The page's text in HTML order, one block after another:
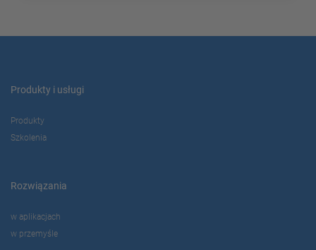
Produkty i usługi
Produkty
Szkolenia
Rozwiązania
w aplikacjach
w przemyśle